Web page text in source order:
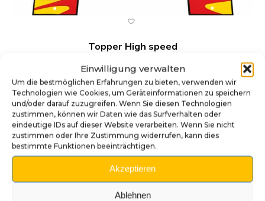
Einwilligung verwalten
Um die bestmöglichen Erfahrungen zu bieten, verwenden wir
Technologien wie Cookies, um Geräteinformationen zu speichern
und/oder darauf zuzugreifen. Wenn Sie diesen Technologien
zustimmen, können wir Daten wie das Surfverhalten oder
eindeutige IDs auf dieser Website verarbeiten. Wenn Sie nicht
zustimmen oder Ihre Zustimmung widerrufen, kann dies
bestimmte Funktionen beeinträchtigen.
Akzeptieren
Ablehnen
Topper High speed
€80,00
In den Warenkorb